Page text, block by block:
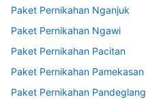
Paket Pernikahan Nganjuk
Paket Pernikahan Ngawi
Paket Pernikahan Pacitan
Paket Pernikahan Pamekasan
Paket Pernikahan Pandeglang